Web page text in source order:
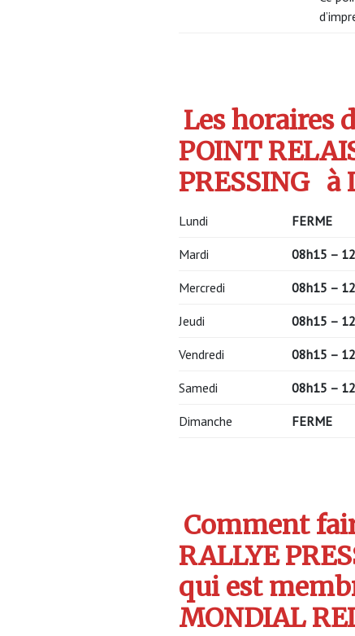
Les horaires
POINT
PRESSING à
Lundi FERME
Mardi 08h15 –
Mercredi 08h15 –
Jeudi 08h15 –
Vendredi 08h15 –
Samedi 08h15 –
Dimanche FERME
Comment
RALLYE
qui est
MONDIAL